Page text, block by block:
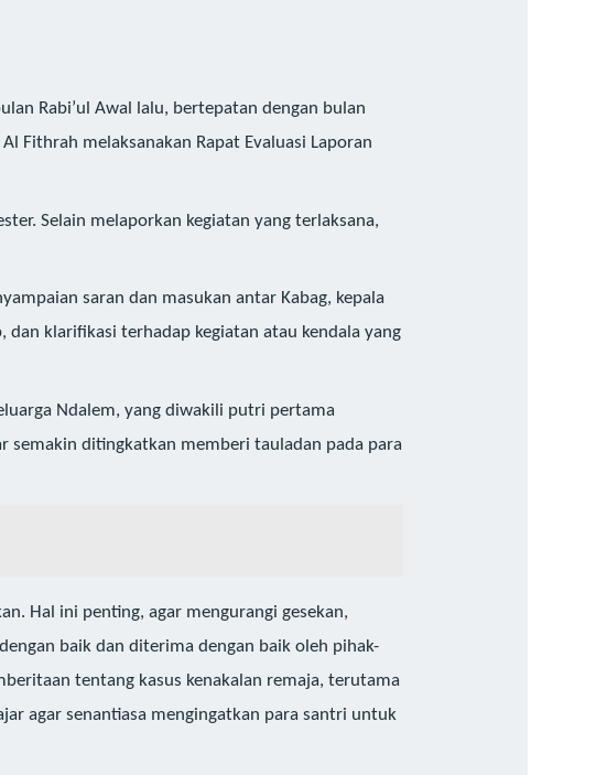
Rabi’ul Awal lalu, bertepatan dengan bulan
Fithrah melaksanakan Rapat Evaluasi Laporan
Selain melaporkan kegiatan yang terlaksana,
saran dan masukan antar Kabag, kepala
klarifikasi terhadap kegiatan atau kendala yang
Ndalem, yang diwakili putri pertama
semakin ditingkatkan memberi tauladan pada para
Hal ini penting, agar mengurangi gesekan,
baik dan diterima dengan baik oleh pihak-
tentang kasus kenakalan remaja, terutama
agar senantiasa mengingatkan para santri untuk